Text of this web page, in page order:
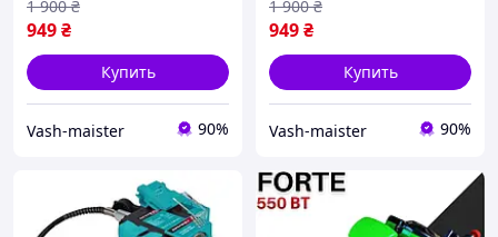
949₴
1 900 ₴
Купить
Vash-maister 90%
949₴
1 900 ₴
Купить
Vash-maister 90%